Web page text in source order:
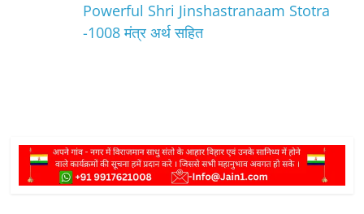
Powerful Shri Jinshastranaam Stotra
-1008 मंत्र अर्थ सहित